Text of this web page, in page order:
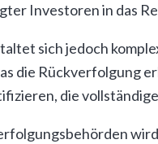
Investoren in das
sich jedoch
die Rückverfolgung
die